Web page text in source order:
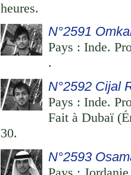
heures.
N°2591
Pays : Inde.
.
N°2592 Cijal
Pays : Inde.
Fait à Dubaï
30.
N°2593